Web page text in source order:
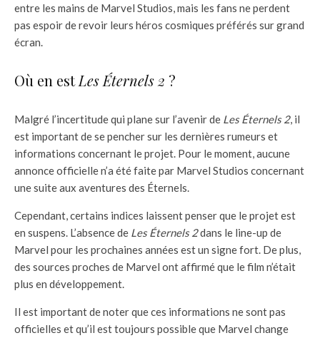
entre les mains de Marvel Studios, mais les fans ne perdent
pas espoir de revoir leurs héros cosmiques préférés sur grand
écran.
Où en estLes Éternels 2 ?
Malgré l’incertitude qui plane sur l’avenir de Les Éternels 2, il
est important de se pencher sur les dernières rumeurs et
informations concernant le projet. Pour le moment, aucune
annonce officielle n’a été faite par Marvel Studios concernant
une suite aux aventures des Éternels.
Cependant, certains indices laissent penser que le projet est
en suspens. L’absence de Les Éternels 2dans le line-up de
Marvel pour les prochaines années est un signe fort. De plus,
des sources proches de Marvel ont affirmé que le film n’était
plus en développement.
Il est important de noter que ces informations ne sont pas
officielles et qu’il est toujours possible que Marvel change